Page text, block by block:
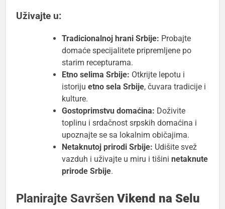
Uživajte u:
Tradicionalnoj hrani Srbije: Probajte
domaće specijalitete pripremljene po
starim recepturama.
Etno selima Srbije: Otkrijte lepotu i
istorijuetno sela Srbije, čuvara tradicije i
kulture.
Gostoprimstvu domaćina: Doživite
toplinu i srdačnost srpskih domaćina i
upoznajte se sa lokalnim običajima.
Netaknutoj prirodi Srbije: Udišite svež
vazduh i uživajte u miru i tišininetaknute
prirode Srbije.
Planirajte Savršen Vikend na Selu